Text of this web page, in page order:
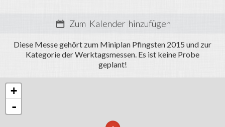
Anmelden
Zum Kalender hinzufügen
Diese Messe gehört zum Miniplan Pfingsten 2015 und zur
Kategorie der Werktagsmessen. Es ist keine Probe
geplant!
+
-